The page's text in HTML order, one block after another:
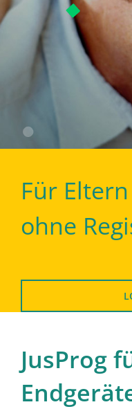
Für
ohne
JusProg